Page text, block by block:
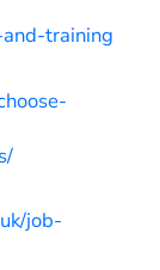
training
job-